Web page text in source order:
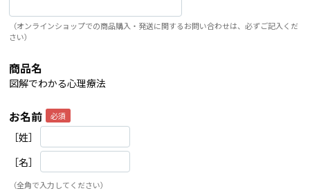
（オンラインショップでの商品購入・発送に関するお問い合わせは、必ずご記入くだ
さい）
商品名
図解でわかる心理療法
お名前
［姓］
［名］
（全角で入力してください）